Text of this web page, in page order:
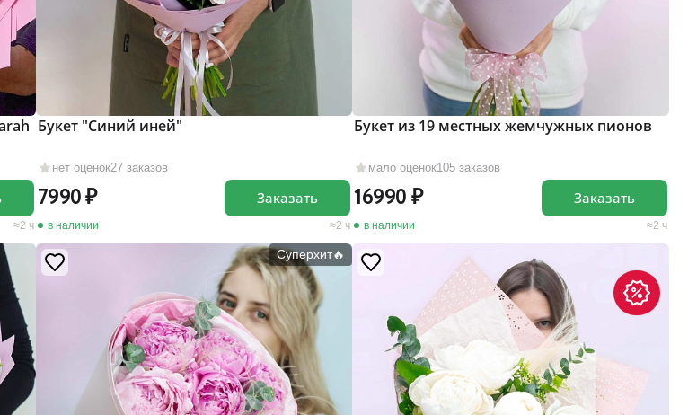
2 ч
нет оценок27 заказов
Букет "Синий иней"
7990
в наличии 2 ч
Заказать
мало оценок105 заказов
Букет из 19 местных жемчужных пионов
16990
в наличии 2 ч
Заказать
Суперхит🔥